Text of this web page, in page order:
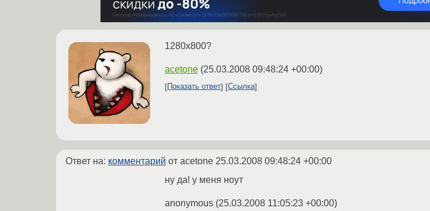
1280x800?
acetone (25.03.2008 09:48:24 +00:00)
Показать ответ Ссылка
Ответ на: комментарий от acetone 25.03.2008 09:48:24 +00:00
ну да! у меня ноут
anonymous (25.03.2008 11:05:23 +00:00)